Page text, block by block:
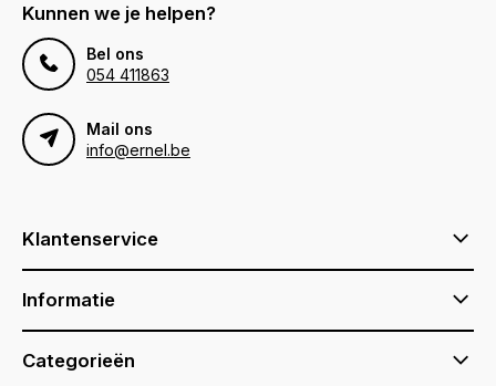
Kunnen we je helpen?
Bel ons
054 411863
Mail ons
info@ernel.be
Klantenservice
Informatie
Categorieën